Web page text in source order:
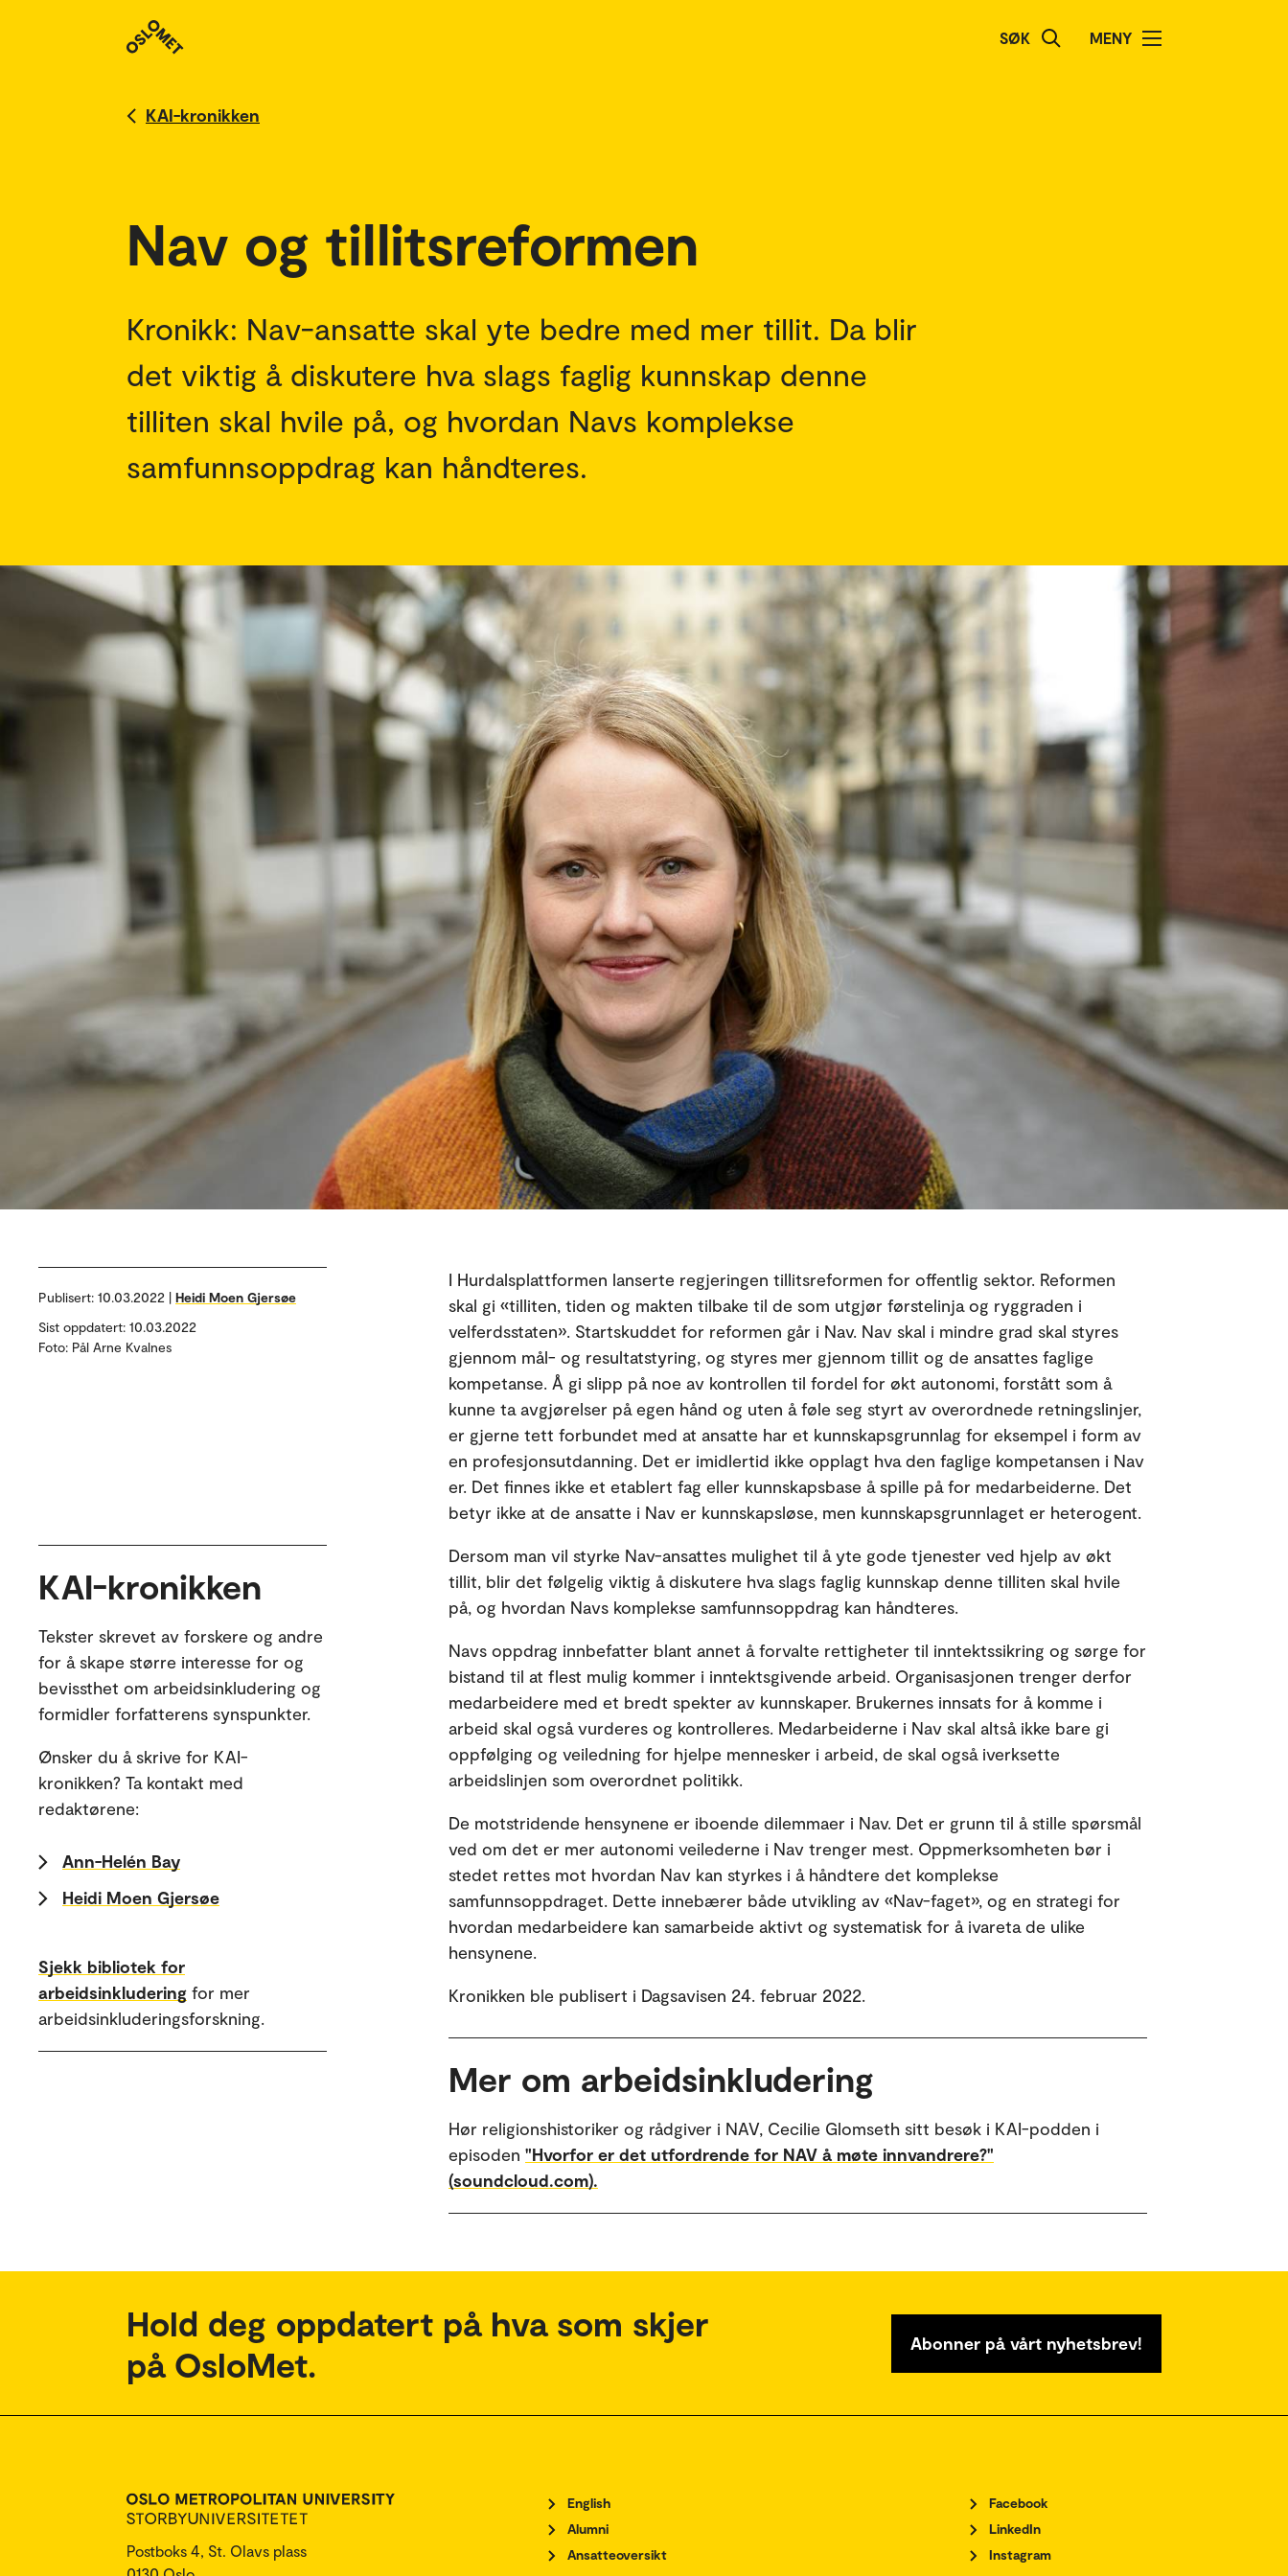
SØK MENY
KAI-kronikken
Nav og tillitsreformen
Kronikk: Nav-ansatte skal yte bedre med mer tillit. Da blir
det viktig å diskutere hva slags faglig kunnskap denne
tilliten skal hvile på, og hvordan Navs komplekse
samfunnsoppdrag kan håndteres.
Publisert: 10.03.2022 | Heidi Moen Gjersøe
Sist oppdatert: 10.03.2022
Foto: Pål Arne Kvalnes
I Hurdalsplattformen lanserte regjeringen tillitsreformen for offentlig sektor. Reformen
skal gi «tilliten, tiden og makten tilbake til de som utgjør førstelinja og ryggraden i
velferdsstaten». Startskuddet for reformen går i Nav. Nav skal i mindre grad skal styres
gjennom mål- og resultatstyring, og styres mer gjennom tillit og de ansattes faglige
kompetanse. Å gi slipp på noe av kontrollen til fordel for økt autonomi, forstått som å
kunne ta avgjørelser på egen hånd og uten å føle seg styrt av overordnede retningslinjer,
er gjerne tett forbundet med at ansatte har et kunnskapsgrunnlag for eksempel i form av
en profesjonsutdanning. Det er imidlertid ikke opplagt hva den faglige kompetansen i Nav
er. Det finnes ikke et etablert fag eller kunnskapsbase å spille på for medarbeiderne. Det
betyr ikke at de ansatte i Nav er kunnskapsløse, men kunnskapsgrunnlaget er heterogent.
KAI-kronikken
Tekster skrevet av forskere og andre
for å skape større interesse for og
bevissthet om arbeidsinkludering og
formidler forfatterens synspunkter.
Ønsker du å skrive for KAI-
kronikken? Ta kontakt med
redaktørene:
Ann-Helén Bay
Heidi Moen Gjersøe
Sjekk bibliotek for
arbeidsinkludering for mer
arbeidsinkluderingsforskning.
Dersom man vil styrke Nav-ansattes mulighet til å yte gode tjenester ved hjelp av økt
tillit, blir det følgelig viktig å diskutere hva slags faglig kunnskap denne tilliten skal hvile
på, og hvordan Navs komplekse samfunnsoppdrag kan håndteres.
Navs oppdrag innbefatter blant annet å forvalte rettigheter til inntektssikring og sørge for
bistand til at flest mulig kommer i inntektsgivende arbeid. Organisasjonen trenger derfor
medarbeidere med et bredt spekter av kunnskaper. Brukernes innsats for å komme i
arbeid skal også vurderes og kontrolleres. Medarbeiderne i Nav skal altså ikke bare gi
oppfølging og veiledning for hjelpe mennesker i arbeid, de skal også iverksette
arbeidslinjen som overordnet politikk.
De motstridende hensynene er iboende dilemmaer i Nav. Det er grunn til å stille spørsmål
ved om det er mer autonomi veilederne i Nav trenger mest. Oppmerksomheten bør i
stedet rettes mot hvordan Nav kan styrkes i å håndtere det komplekse
samfunnsoppdraget. Dette innebærer både utvikling av «Nav-faget», og en strategi for
hvordan medarbeidere kan samarbeide aktivt og systematisk for å ivareta de ulike
hensynene.
Kronikken ble publisert i Dagsavisen 24. februar 2022.
Mer om arbeidsinkludering
Hør religionshistoriker og rådgiver i NAV, Cecilie Glomseth sitt besøk i KAI-podden i
episoden "Hvorfor er det utfordrende for NAV å møte innvandrere?"
(soundcloud.com).
Hold deg oppdatert på hva som skjer
på OsloMet.
Abonner på vårt nyhetsbrev!
Postboks 4, St. Olavs plass
English
Alumni
Ansatteoversikt
Facebook
LinkedIn
Instagram